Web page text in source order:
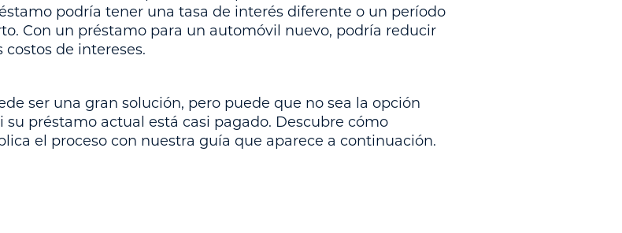
podría tener una tasa de interés diferente o un período
Con un préstamo para un automóvil nuevo, podría reducir
de intereses.
ser una gran solución, pero puede que no sea la opción
préstamo actual está casi pagado. Descubre cómo
el proceso con nuestra guía que aparece a continuación.